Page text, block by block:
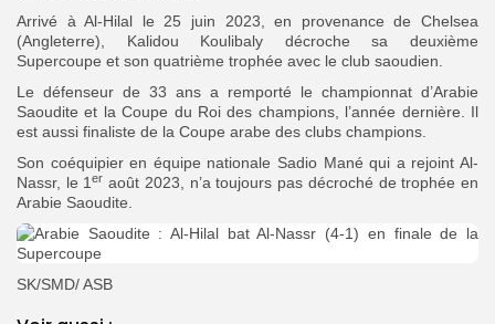
Arrivé à Al-Hilal le 25 juin 2023, en provenance de Chelsea
(Angleterre), Kalidou Koulibaly décroche sa deuxième
Supercoupe et son quatrième trophée avec le club saoudien.
Le défenseur de 33 ans a remporté le championnat d’Arabie
Saoudite et la Coupe du Roi des champions, l’année dernière. Il
est aussi finaliste de la Coupe arabe des clubs champions.
Son coéquipier en équipe nationale Sadio Mané qui a rejoint Al-
Nassr, le 1er août 2023, n’a toujours pas décroché de trophée en
Arabie Saoudite.
SK/SMD/ ASB